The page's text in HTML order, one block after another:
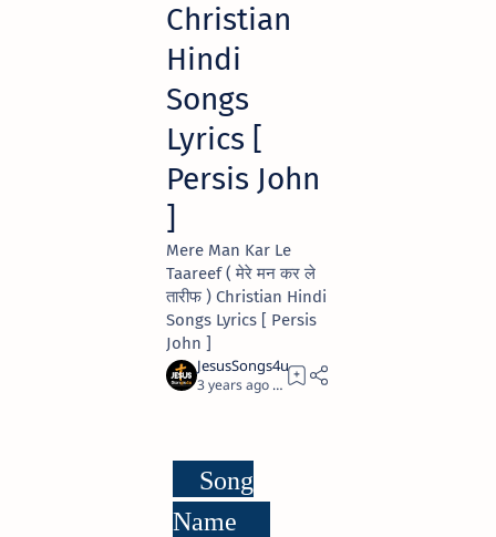
Christian
Hindi
Songs
Lyrics [
Persis John
]
Mere Man Kar Le
Taareef ( मेरे मन कर ले
तारीफ ) Christian Hindi
Songs Lyrics [ Persis
John ]
3 years ago 3
Song
Name